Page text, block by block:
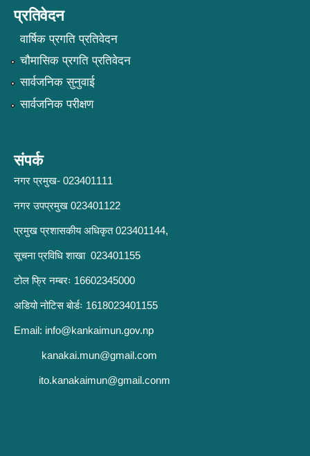
प्रतिवेदन
वार्षिक प्रगति प्रतिवेदन
चौमासिक प्रगति प्रतिवेदन
सार्वजनिक सुनुवाई
सार्वजनिक परीक्षण
संपर्क
नगर प्रमुख- 023401111
नगर उपप्रमुख 023401122
प्रमुख प्रशासकीय अधिकृत 023401144,
सूचना प्रविधि शाखा 023401155
टोल फ्रि नम्बरः 16602345000
अडियो नोटिस बोर्डः 1618023401155
Email: info@kankaimun.gov.np
kanakai.mun@gmail.com
ito.kanakaimun@gmail.conm